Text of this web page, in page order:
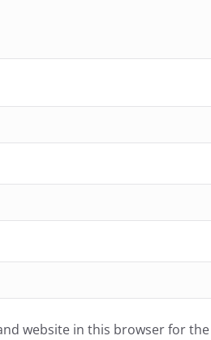
website in this browser for